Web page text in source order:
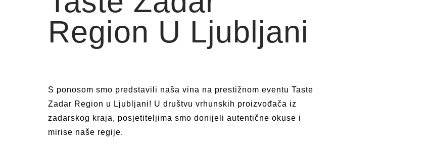
Region U Ljubljani​
S ponosom smo predstavili naša vina na prestižnom eventu Taste
Zadar Region u Ljubljani! U društvu vrhunskih proizvođača iz
zadarskog kraja, posjetiteljima smo donijeli autentične okuse i
mirise naše regije.